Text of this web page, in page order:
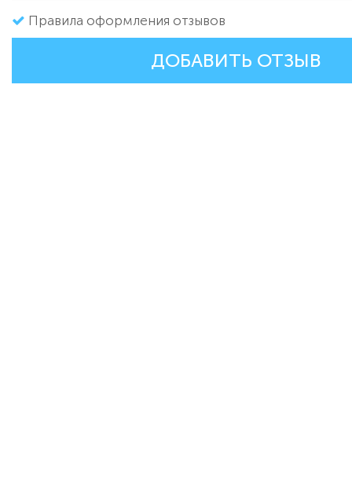
Правила оформления отзывов
ДОБАВИТЬ ОТЗЫВ